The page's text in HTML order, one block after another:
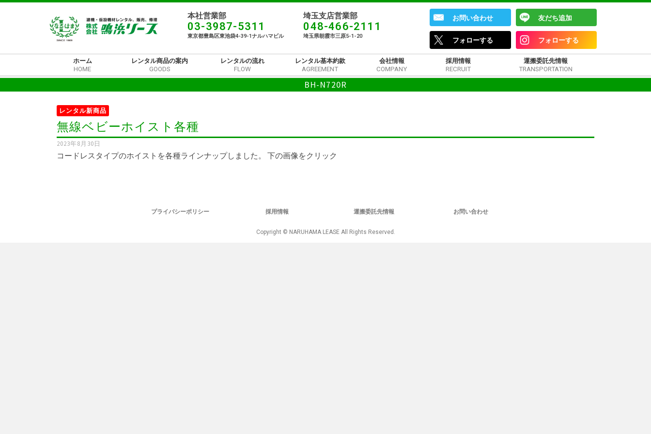
本社営業部​
03-3987-5311
東京都豊島区東池袋4-39-1ナルハマビル​
埼玉支店営業部
048-466-2111
埼玉県朝霞市三原5-1-20
お問い合わせ 友だち追加
フォローする フォローする
ホーム
HOME
レンタル商品の案内
GOODS
レンタルの流れ
FLOW
レンタル基本約款
AGREEMENT
会社情報
COMPANY
採用情報
RECRUIT
運搬委託先情報
TRANSPORTATION
BH-N720R
レンタル新商品
無線ベビーホイスト各種
2023年8月30日
コードレスタイプのホイストを各種ラインナップしました。 下の画像をクリック
プライバシーポリシー 採用情報 運搬委託先情報 お問い合わせ
Copyright © NARUHAMA LEASE All Rights Reserved.